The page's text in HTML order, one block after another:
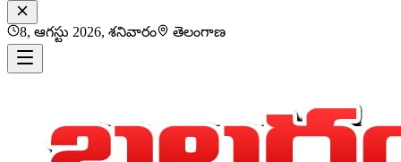
8, ఆగస్టు 2026, శనివారం తెలంగాణ